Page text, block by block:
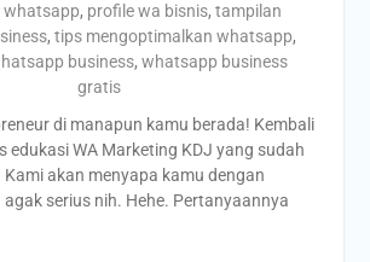
, profile wa bisnis,tampilan
,tips mengoptimalkan whatsapp,
business, whatsapp business
gratis
di manapun kamu berada! Kembali
edukasi WA Marketing KDJ yang sudah
akan menyapa kamu dengan
serius nih. Hehe. Pertanyaannya